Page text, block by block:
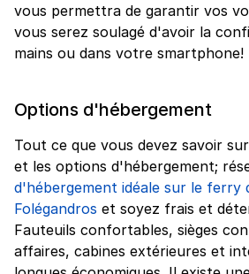
vous permettra de garantir vos
vous serez soulagé d'avoir la
mains ou dans votre smartphone!
Options d'hébergement
Tout ce que vous devez savoir
et les options d'hébergement;
d'hébergement idéale sur le ferry
Folégandros et soyez frais et
Fauteuils confortables, sièges
affaires, cabines extérieures et